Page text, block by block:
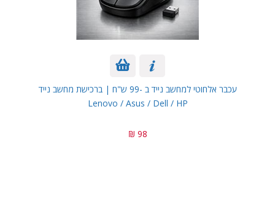
עכבר אלחוטי למחשב נייד ב -99 ש"ח | ברכישת מחשב נייד
Lenovo / Asus / Dell / HP
98 ₪